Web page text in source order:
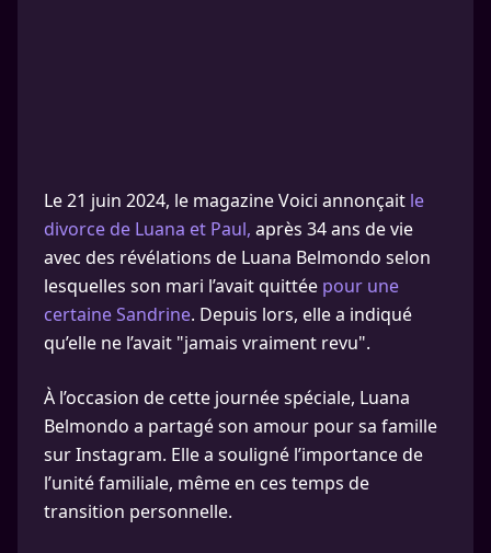
Le 21 juin 2024, le magazine Voici annonçait le
divorce de Luana et Paul, après 34 ans de vie
avec des révélations de Luana Belmondo selon
lesquelles son mari l’avait quittée pour une
certaine Sandrine. Depuis lors, elle a indiqué
qu’elle ne l’avait "jamais vraiment revu".
À l’occasion de cette journée spéciale, Luana
Belmondo a partagé son amour pour sa famille
sur Instagram. Elle a souligné l’importance de
l’unité familiale, même en ces temps de
transition personnelle.